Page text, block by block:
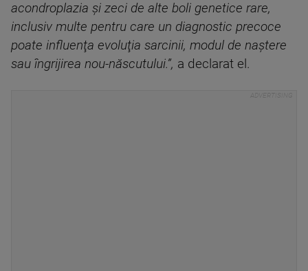
acondroplazia şi zeci de alte boli genetice rare,
inclusiv multe pentru care un diagnostic precoce
poate influenţa evoluţia sarcinii, modul de naştere
sau îngrijirea nou-născutului.”, a declarat el.